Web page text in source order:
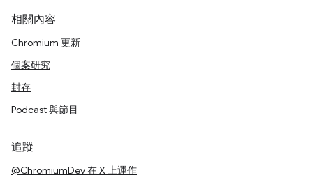
相關內容
Chromium 更新
個案研究
封存
Podcast 與節目
追蹤
@ChromiumDev 在 X 上運作